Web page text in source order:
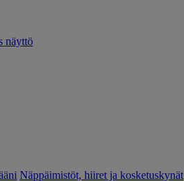
näyttö
Näppäimistöt, hiiret ja kosketuskynät